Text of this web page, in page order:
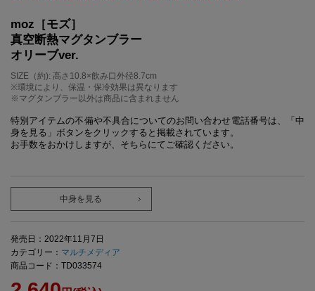
moz［モズ］
真空断熱マグタンブラー
オリーブver.
SIZE（約): 高さ10.8×飲み口外径8.7cm
※環境により、保温・保冷効果は異なります
※マグタンブラー以外は商品に含まれません
特別アイテムの不備や不具合についてのお問い合わせ電話番号は、「中
身を見る」ボタンをクリックすると掲載されています。
お手数をおかけしますが、そちらにてご確認ください。
中身を見る
発売日：2022年11月7日
カテゴリー： マルチメディア
商品コード：TD033574